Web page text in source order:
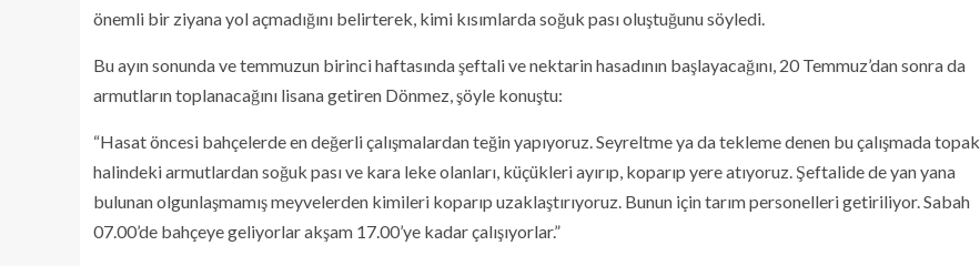
önemli bir ziyana yol açmadığını belirterek, kimi kısımlarda soğuk pası oluştuğunu söyledi.
Bu ayın sonunda ve temmuzun birinci haftasında şeftali ve nektarin hasadının başlayacağını, 20 Temmuz’dan sonra da
armutların toplanacağını lisana getiren Dönmez, şöyle konuştu:
“Hasat öncesi bahçelerde en değerli çalışmalardan teğin yapıyoruz. Seyreltme ya da tekleme denen bu çalışmada topak
halindeki armutlardan soğuk pası ve kara leke olanları, küçükleri ayırıp, koparıp yere atıyoruz. Şeftalide de yan yana
bulunan olgunlaşmamış meyvelerden kimileri koparıp uzaklaştırıyoruz. Bunun için tarım personelleri getiriliyor. Sabah
07.00’de bahçeye geliyorlar akşam 17.00’ye kadar çalışıyorlar.”